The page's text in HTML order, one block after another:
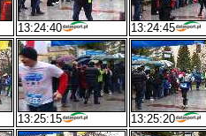
13:24:40 13:24:45
13:25:15 13:25:20